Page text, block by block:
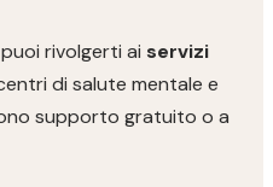
rivolgerti ai servizi
di salute mentale e
supporto gratuito o a